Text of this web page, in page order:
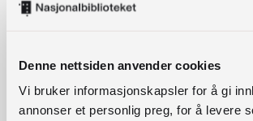
Denne nettsiden anvender cookies
Vi bruker informasjonskapsler for å gi
annonser et personlig preg, for å levere